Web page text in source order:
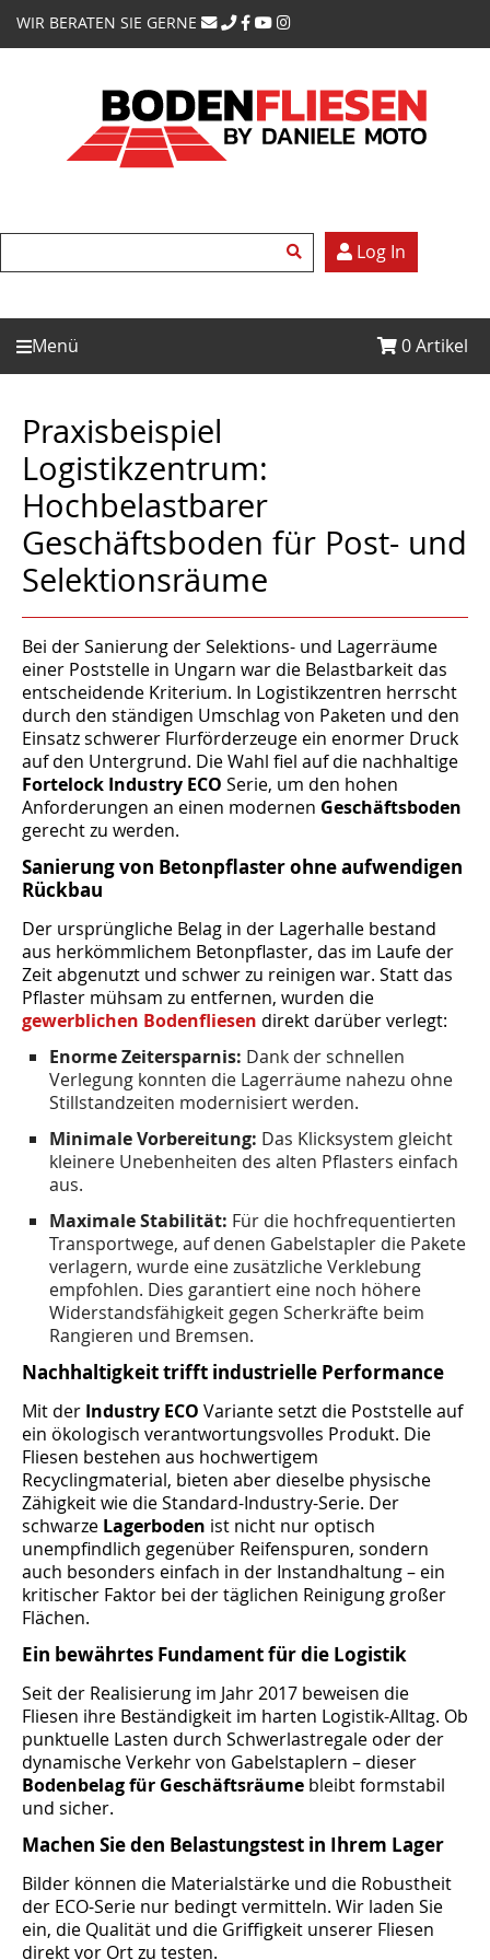
WIR BERATEN SIE GERNE
Log In
Menü 0Artikel
Praxisbeispiel
Logistikzentrum:
Hochbelastbarer
Geschäftsboden für Post- und
Selektionsräume
Bei der Sanierung der Selektions- und Lagerräume
einer Poststelle in Ungarn war die Belastbarkeit das
entscheidende Kriterium. In Logistikzentren herrscht
durch den ständigen Umschlag von Paketen und den
Einsatz schwerer Flurförderzeuge ein enormer Druck
auf den Untergrund. Die Wahl fiel auf die nachhaltige
Fortelock Industry ECO Serie, um den hohen
Anforderungen an einen modernen Geschäftsboden
gerecht zu werden.
Sanierung von Betonpflaster ohne aufwendigen
Rückbau
Der ursprüngliche Belag in der Lagerhalle bestand
aus herkömmlichem Betonpflaster, das im Laufe der
Zeit abgenutzt und schwer zu reinigen war. Statt das
Pflaster mühsam zu entfernen, wurden die
gewerblichen Bodenfliesen direkt darüber verlegt:
Enorme Zeitersparnis: Dank der schnellen
Verlegung konnten die Lagerräume nahezu ohne
Stillstandzeiten modernisiert werden.
Minimale Vorbereitung: Das Klicksystem gleicht
kleinere Unebenheiten des alten Pflasters einfach
aus.
Maximale Stabilität: Für die hochfrequentierten
Transportwege, auf denen Gabelstapler die Pakete
verlagern, wurde eine zusätzliche Verklebung
empfohlen. Dies garantiert eine noch höhere
Widerstandsfähigkeit gegen Scherkräfte beim
Rangieren und Bremsen.
Nachhaltigkeit trifft industrielle Performance
Mit der Industry ECO Variante setzt die Poststelle auf
ein ökologisch verantwortungsvolles Produkt. Die
Fliesen bestehen aus hochwertigem
Recyclingmaterial, bieten aber dieselbe physische
Zähigkeit wie die Standard-Industry-Serie. Der
schwarze Lagerboden ist nicht nur optisch
unempfindlich gegenüber Reifenspuren, sondern
auch besonders einfach in der Instandhaltung – ein
kritischer Faktor bei der täglichen Reinigung großer
Flächen.
Ein bewährtes Fundament für die Logistik
Seit der Realisierung im Jahr 2017 beweisen die
Fliesen ihre Beständigkeit im harten Logistik-Alltag. Ob
punktuelle Lasten durch Schwerlastregale oder der
dynamische Verkehr von Gabelstaplern – dieser
Bodenbelag für Geschäftsräume bleibt formstabil
und sicher.
Machen Sie den Belastungstest in Ihrem Lager
Bilder können die Materialstärke und die Robustheit
der ECO-Serie nur bedingt vermitteln. Wir laden Sie
ein, die Qualität und die Griffigkeit unserer Fliesen
direkt vor Ort zu testen.